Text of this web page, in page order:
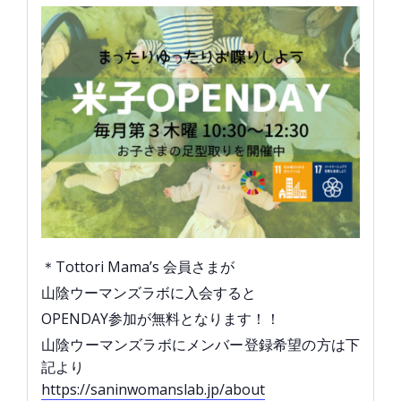
＊Tottori Mama’s 会員さまが
山陰ウーマンズラボに入会すると
OPENDAY参加が無料となります！！
山陰ウーマンズラボにメンバー登録希望の方は下
記より
https://saninwomanslab.jp/about